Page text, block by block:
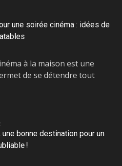
une soirée cinéma : idées de
à la maison est une
de se détendre tout
une bonne destination pour un
!